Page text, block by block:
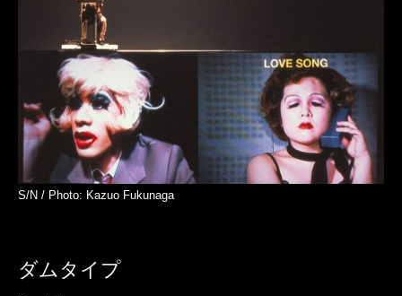
S/N / Photo: Kazuo Fukunaga
ダムタイプ